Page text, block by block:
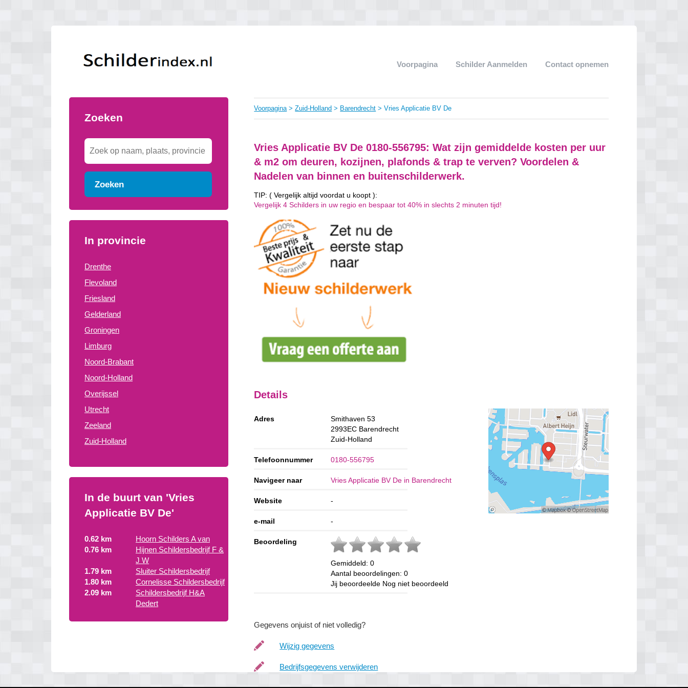
Voorpagina Schilder Aanmelden Contact opnemen
Zoeken
Zoeken
In provincie
Drenthe
Flevoland
Friesland
Gelderland
Groningen
Limburg
Noord-Brabant
Noord-Holland
Overijssel
Utrecht
Zeeland
Zuid-Holland
In de buurt van 'Vries
Applicatie BV De'
0.62 km
Hoorn Schilders A van
0.76 km
Hijnen Schildersbedrijf F &
J W
1.79 km
Sluiter Schildersbedrijf
1.80 km
Cornelisse Schildersbedrijf
2.09 km
Schildersbedrijf H&A
Dedert
Voorpagina>Zuid-Holland > Barendrecht > Vries Applicatie BV De
Vries Applicatie BV De 0180-556795: Wat zijn gemiddelde kosten per uur
& m2 om deuren, kozijnen, plafonds & trap te verven? Voordelen &
Nadelen van binnen en buitenschilderwerk.
TIP: ( Vergelijk altijd voordat u koopt ):
Vergelijk 4 Schilders in uw regio en bespaar tot 40% in slechts 2 minuten tijd!
Details
Adres
Smithaven 53
2993EC Barendrecht
Zuid-Holland
Telefoonnummer 0180-556795
Navigeer naar Vries Applicatie BV De in Barendrecht
Website -
e-mail -
Beoordeling
Gemiddeld:0
Aantal beoordelingen:0
Jij beoordeelde Nog niet beoordeeld
Gegevens onjuist of niet volledig?
Wijzig gegevens
Bedrijfsgegevens verwijderen